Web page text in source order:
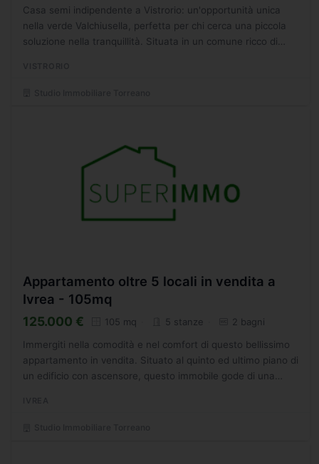
Casa semi indipendente a Vistrorio: un'opportunità unica
nella verde Valchiusella, perfetta per chi cerca una piccola
soluzione nella tranquillità. Situata in un comune ricco di
Appartamento oltre 5 locali in vendita a
Ivrea - 105mq
125.000 € 105 mq 5 stanze 2 bagni
Immergiti nella comodità e nel comfort di questo bellissimo
appartamento in vendita. Situato al quinto ed ultimo piano di
un edificio con ascensore, questo immobile gode di una